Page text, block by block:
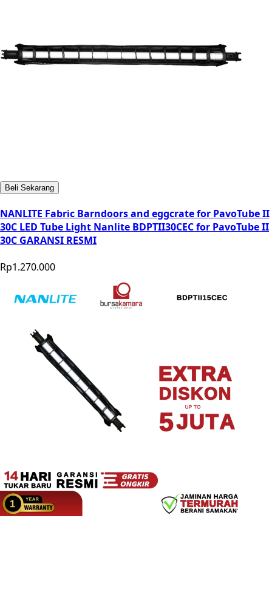
Beli Sekarang
NANLITE Fabric Barndoors and eggcrate for PavoTube II
30C LED Tube Light Nanlite BDPTII30CEC for PavoTube II
30C GARANSI RESMI
Rp1.270.000